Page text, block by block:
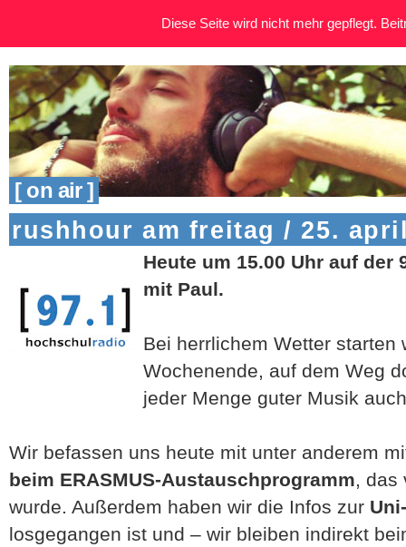
[ on air ]
rushhour am freitag / 25.
Heute um 15.00 Uhr auf der
mit Paul.
Bei herrlichem Wetter starten
Wochenende, auf dem Weg
jeder Menge guter Musik
Wir befassen uns heute mit unter anderem
beim ERASMUS-Austauschprogramm, das
wurde. Außerdem haben wir die Infos zur
losgegangen ist und – wir bleiben indirekt
Diese Seite wird nicht mehr gepflegt.